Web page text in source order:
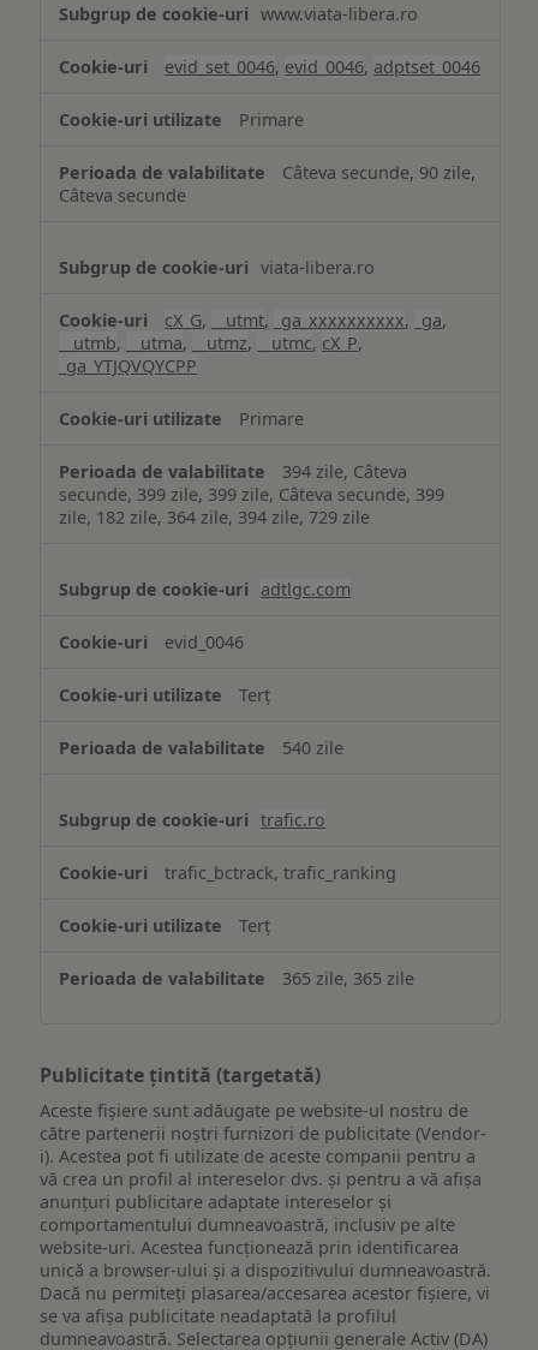
www.viata-libera.ro
evid_set_0046, evid_0046, adptset_0046
Primare
Câteva secunde, 90 zile,
Câteva secunde
viata-libera.ro
cX_G, __utmt, _ga_xxxxxxxxxx, _ga,
__utmb, __utma, __utmz, __utmc, cX_P,
_ga_YTJQVQYCPP
Primare
394 zile, Câteva
secunde, 399 zile, 399 zile, Câteva secunde, 399
zile, 182 zile, 364 zile, 394 zile, 729 zile
adtlgc.com
evid_0046
Terț
540 zile
trafic.ro
trafic_bctrack, trafic_ranking
Terț
365 zile, 365 zile
Publicitate țintită (targetată)
Aceste fișiere sunt adăugate pe website-ul nostru de
către partenerii noștri furnizori de publicitate (Vendor-
i). Acestea pot fi utilizate de aceste companii pentru a
vă crea un profil al intereselor dvs. și pentru a vă afișa
anunțuri publicitare adaptate intereselor și
comportamentului dumneavoastră, inclusiv pe alte
website-uri. Acestea funcționează prin identificarea
unică a browser-ului și a dispozitivului dumneavoastră.
Dacă nu permiteți plasarea/accesarea acestor fișiere, vi
se va afișa publicitate neadaptată la profilul
dumneavoastră. Selectarea opțiunii generale Activ (DA)